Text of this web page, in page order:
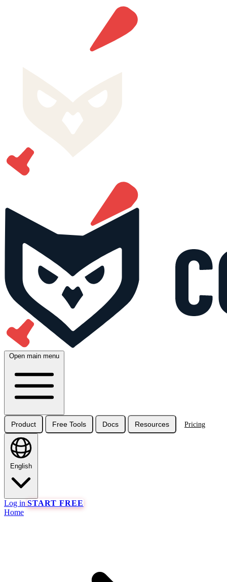
Open main menu
Product Free Tools Docs Resources Pricing
English
Log in START FREE
Home